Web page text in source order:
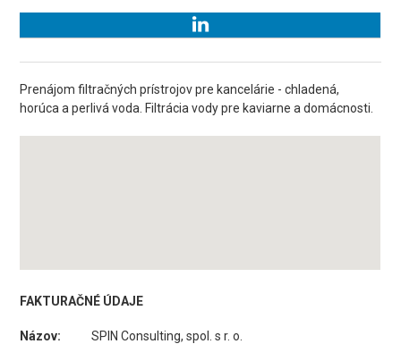
Prenájom filtračných prístrojov pre kancelárie - chladená,
horúca a perlivá voda. Filtrácia vody pre kaviarne a domácnosti.
FAKTURAČNÉ ÚDAJE
Názov:
SPIN Consulting, spol. s r. o.